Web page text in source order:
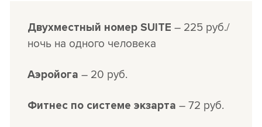
Двухместный номер SUITE – 225 руб./
ночь на одного человека
Аэройога – 20 руб.
Фитнес по системе экзарта – 72 руб.